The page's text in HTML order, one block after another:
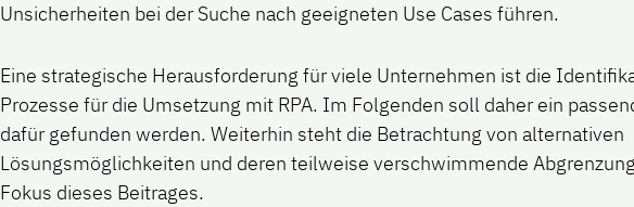
Unsicherheiten bei der Suche nach geeigneten Use Cases führen.
Eine strategische Herausforderung für viele Unternehmen ist die
Prozesse für die Umsetzung mit RPA. Im Folgenden soll daher ein
dafür gefunden werden. Weiterhin steht die Betrachtung von alternativen
Lösungsmöglichkeiten und deren teilweise verschwimmende
Fokus dieses Beitrages.